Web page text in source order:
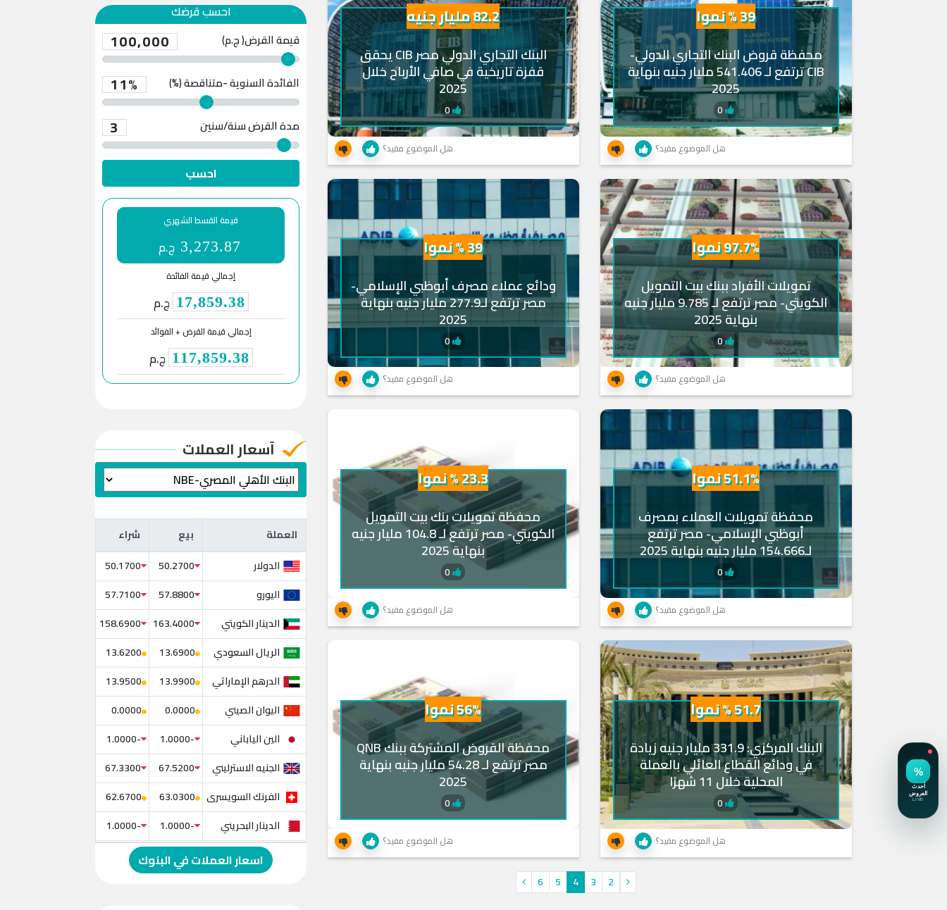
39 % نموا
محفظة قروض البنك التجاري الدولي-
CIB ترتفع لـ 541.406 مليار جنيه بنهاية
2025
0
هل الموضوع مفيد؟
82.2 مليار جنيه
البنك التجاري الدولي مصر CIB يحقق
قفزة تاريخية في صافي الأرباح خلال
2025
0
هل الموضوع مفيد؟
97.7% نموا
تمويلات الأفراد ببنك بيت التمويل
الكويتي- مصر ترتفع لـ 9.785 مليار جنيه
بنهاية 2025
0
هل الموضوع مفيد؟
39 % نموا
ودائع عملاء مصرف أبوظبي الإسلامي-
مصر ترتفع لـ277.9 مليار جنيه بنهاية
2025
0
هل الموضوع مفيد؟
51.1% نموا
محفظة تمويلات العملاء بمصرف
أبوظبي الإسلامي- مصر ترتفع
لـ154.666 مليار جنيه بنهاية 2025
0
هل الموضوع مفيد؟
23.3 % نموا
محفظة تمويلات بنك بيت التمويل
الكويتي- مصر ترتفع لـ 104.8 مليار جنيه
بنهاية 2025
0
هل الموضوع مفيد؟
51.7 % نموا
البنك المركزي: 331.9 مليار جنيه زيادة
في ودائع القطاع العائلي بالعملة
المحلية خلال 11 شهرًا
0
هل الموضوع مفيد؟
56% نموا
محفظة القروض المشتركة ببنك QNB
مصر ترتفع لـ 54.28 مليار جنيه بنهاية
2025
0
هل الموضوع مفيد؟
2
3
4
5
6
احسب قرضك
قيمة القرض( ج.م) 100,000
الفائدة السنوية -متناقصة (%) 11%
مدة القرض 3 سنة/سنين
احسب
قيمة القسط الشهري
3,273.87 ج.م
إجمالي قيمة الفائدة
17,859.38 ج.م
إجمالي قيمة القرض + الفوائد
117,859.38 ج.م
آسعار العملات
العملة بيع شراء العملة بيع
شراء
الدولار
50.2700
50.1700
اليورو
57.8800
57.7100
الدينار الكويتي
163.4000
158.6900
الريال السعودي
13.6900
13.6200
الدرهم الإماراتي
13.9900
13.9500
اليوان الصيني
0.0000
0.0000
الين الياباني
-1.0000
-1.0000
الجنيه الاسترليني
67.5200
67.3300
الفرنك السويسرى
63.0300
62.6700
الدينار البحريني
-1.0000
-1.0000
الدولار الإسترالي
-1.0000
-1.0000اسعار العملات في البنوك